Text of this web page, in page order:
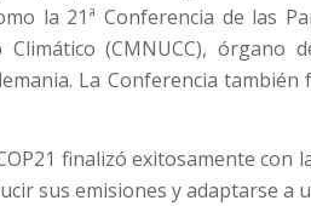
la 21ª Conferencia de las
Climático (CMNUCC),
La Conferencia
finalizó exitosamente
sus emisiones y adaptarse a